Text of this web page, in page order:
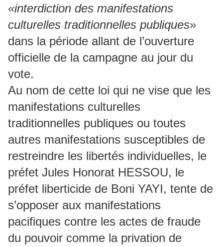
«interdiction des manifestations
culturelles traditionnelles publiques»
dans la période allant de l’ouverture
officielle de la campagne au jour du
vote.
Au nom de cette loi qui ne vise que les
manifestations culturelles
traditionnelles publiques ou toutes
autres manifestations susceptibles de
restreindre les libertés individuelles, le
préfet Jules Honorat HESSOU, le
préfet liberticide de Boni YAYI, tente de
s’opposer aux manifestations
pacifiques contre les actes de fraude
du pouvoir comme la privation de